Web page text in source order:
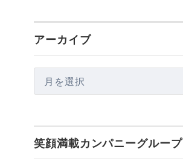
アーカイブ
ー
イ
ブ
笑顔満載カンパニーグループ